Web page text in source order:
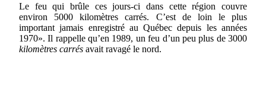
Le feu qui brûle ces jours-ci dans cette région couvre
environ 5000 kilomètres carrés. C’est de loin le plus
important jamais enregistré au Québec depuis les années
1970». Il rappelle qu’en 1989, un feu d’un peu plus de 3000
kilomètres carrés avait ravagé le nord.